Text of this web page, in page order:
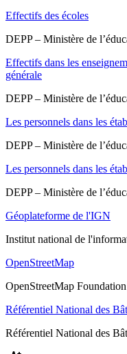
Effectifs des écoles
DEPP – Ministère de
Effectifs dans les
générale
DEPP – Ministère de
Les personnels dans les
DEPP – Ministère de
Les personnels dans les
DEPP – Ministère de
Géoplateforme de l'IGN
Institut national de
OpenStreetMap
OpenStreetMap Foundation
Référentiel National des
Référentiel National des